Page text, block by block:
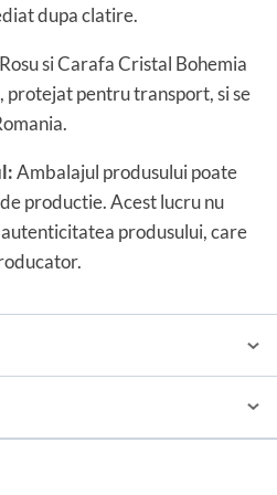
dupa clatire.
si Carafa Cristal Bohemia
pentru transport, si se
Ambalajul produsului poate
productie. Acest lucru nu
produsului, care